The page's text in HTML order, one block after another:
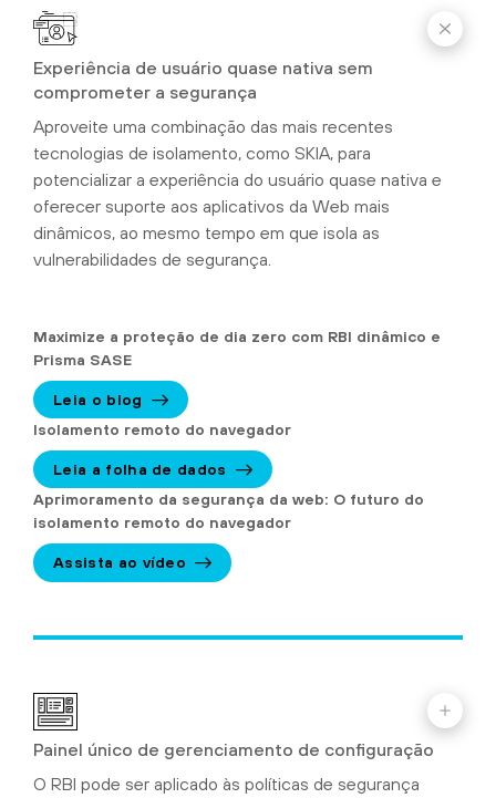
Experiência de usuário quase nativa sem
comprometer a segurança
Aproveite uma combinação das mais recentes
tecnologias de isolamento, como SKIA, para
potencializar a experiência do usuário quase nativa e
oferecer suporte aos aplicativos da Web mais
dinâmicos, ao mesmo tempo em que isola as
vulnerabilidades de segurança.
Maximize a proteção de dia zero com RBI dinâmico e
Prisma SASE
Leia o blog
Isolamento remoto do navegador
Leia a folha de dados
Aprimoramento da segurança da web: O futuro do
isolamento remoto do navegador
Assista ao vídeo
Painel único de gerenciamento de configuração
O RBI pode ser aplicado às políticas de segurança